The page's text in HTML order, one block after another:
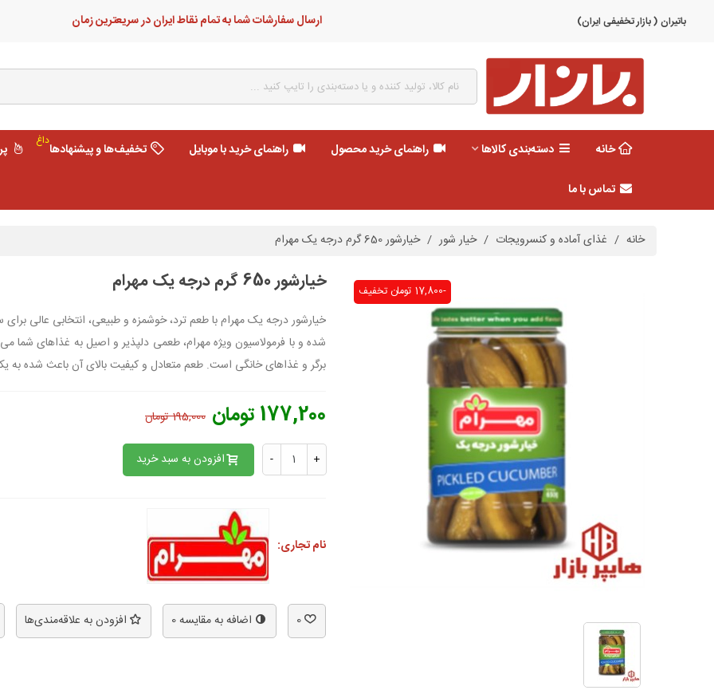
باتیران ( بازار تخفیفی ایران) ارسال سفارشات شما به تمام نقاط ایران در سریعترین زمان
خانه دسته‌بندی کالاها راهنمای خرید محصول راهنمای خرید با موبایل تخفیف‌ها و پیشنهادهاداغ
تماس با ما
خانه / غذای آماده و کنسرویجات / خیار شور / خیارشور 650 گرم درجه یک مهرام
تخفیف -17,800 تومان خیارشور 650 گرم درجه یک مهرام
خیارشور درجه یک مهرام با طعم ترد، خوشمزه و طبیعی، انتخابی عالی
شده و با فرمولاسیون ویژه مهرام، طعمی دلپذیر و اصیل به غذاهای شما
برگر و غذاهای خانگی است. طعم متعادل و کیفیت بالای آن باعث شده به
177,200 تومان 195,000 تومان
- + افزودن به سبد خرید
نام تجاری:
0 اضافه به مقایسه0 افزودن به علاقه‌مندی‌ها